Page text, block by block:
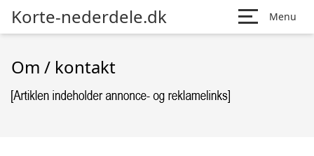
Korte-nederdele.dk Menu
Om / kontakt